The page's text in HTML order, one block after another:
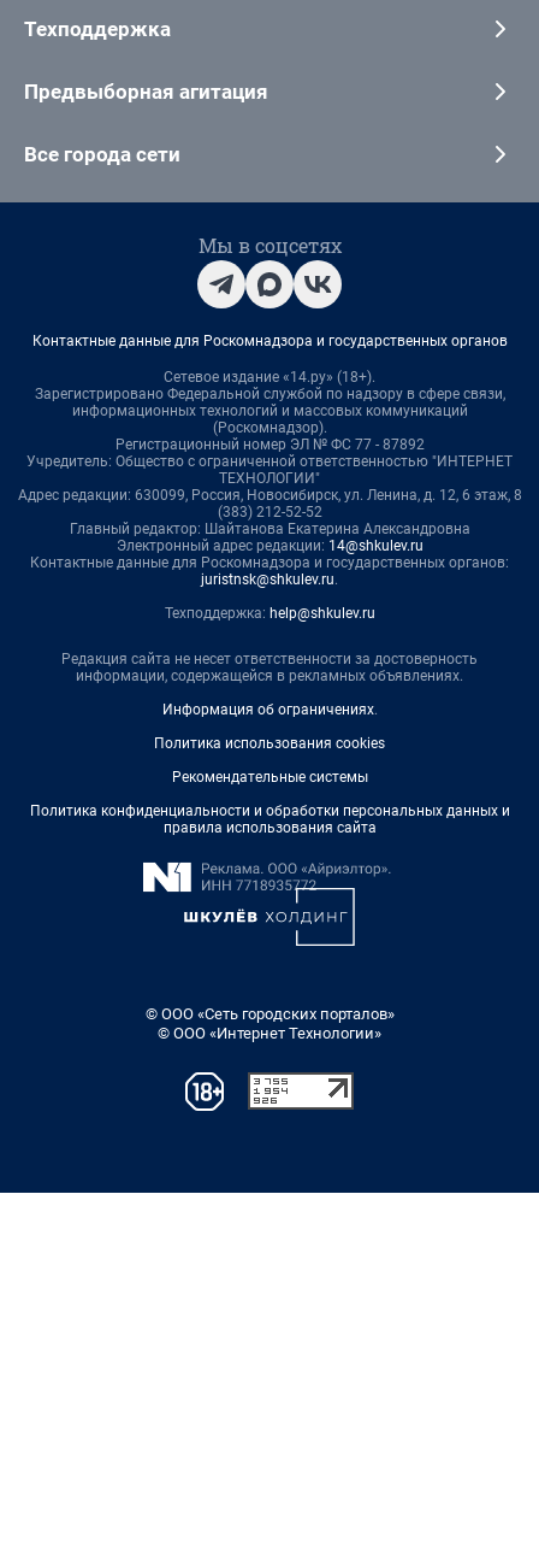
Техподдержка
Предвыборная агитация
Все города сети
Мы в соцсетях
Контактные данные для Роскомнадзора и государственных органов
Сетевое издание «14.ру» (18+).
Зарегистрировано Федеральной службой по надзору в сфере связи,
информационных технологий и массовых коммуникаций
(Роскомнадзор).
Регистрационный номер ЭЛ № ФС 77 - 87892
Учредитель: Общество с ограниченной ответственностью "ИНТЕРНЕТ
ТЕХНОЛОГИИ"
Адрес редакции: 630099, Россия, Новосибирск, ул. Ленина, д. 12, 6 этаж, 8
(383) 212-52-52
Главный редактор: Шайтанова Екатерина Александровна
Электронный адрес редакции: 14@shkulev.ru
Контактные данные для Роскомнадзора и государственных органов:
juristnsk@shkulev.ru.
Техподдержка: help@shkulev.ru
Редакция сайта не несет ответственности за достоверность
информации, содержащейся в рекламных объявлениях.
Информация об ограничениях.
Политика использования cookies
Рекомендательные системы
Политика конфиденциальности и обработки персональных данных и
правила использования сайта
© ООО «Сеть городских порталов»
© ООО «Интернет Технологии»